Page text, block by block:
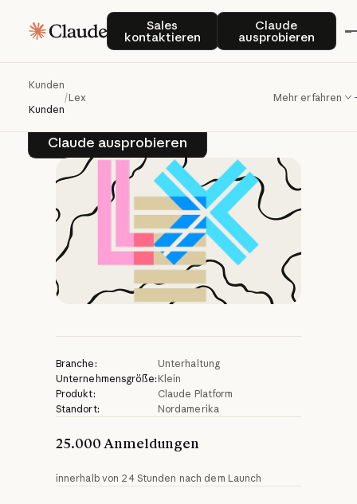
Sales
kontaktieren
Sales kontaktierenClaude
ausprobieren
Claude
Kunden
Kunden
/Lex Mehr erfahren
Lexoptimiertmit
Claudeden
Schreibprozess
Claude ausprobieren
Claude ausprobieren
Branche:
Unterhaltung
Unternehmensgröße: Klein
Produkt:
Claude Platform
Standort:
Nordamerika
25.000 Anmeldungen
innerhalb von 24 Stunden nach dem Launch